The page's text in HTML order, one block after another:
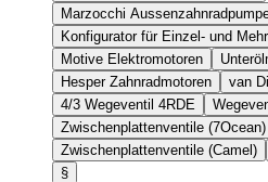
Marzocchi
Konfigurator für Einzel- und
Motive Elektromotoren
Hesper Zahnradmotoren
van
4/3 Wegeventil 4RDE
Zwischenplattenventile (7Ocean)
Zwischenplattenventile (Camel)
§